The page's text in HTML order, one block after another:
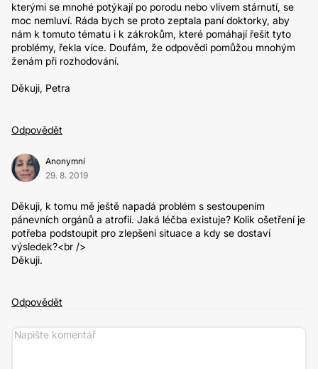
kterými se mnohé potýkají po porodu nebo vlivem stárnutí, se
moc nemluví. Ráda bych se proto zeptala paní doktorky, aby
nám k tomuto tématu i k zákrokům, které pomáhají řešit tyto
problémy, řekla více. Doufám, že odpovědi pomůžou mnohým
ženám při rozhodování.
Děkuji, Petra
Odpovědět
Anonymní
29. 8. 2019
Děkuji, k tomu mě ještě napadá problém s sestoupením
pánevních orgánů a atrofií. Jaká léčba existuje? Kolik ošetření je
potřeba podstoupit pro zlepšení situace a kdy se dostaví
výsledek?<br />
Děkuji.
Odpovědět